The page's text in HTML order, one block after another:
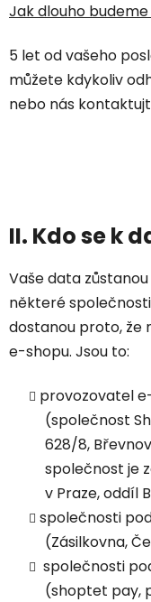
Jak dlouho
5 let od vašeho
můžete kdykoliv
nebo nás
II. Kdo se k
Vaše data
některé
dostanou proto, že
e-shopu. Jsou to:
provozovatel
(společnost
628/8,
společnost je
v Praze, oddíl
společnosti
(Zásilkovna,
společnosti
(shoptet pay,